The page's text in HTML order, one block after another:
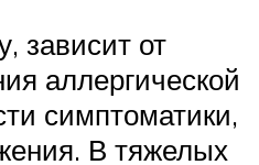
зависит от
аллергической
симптоматики,
В тяжелых